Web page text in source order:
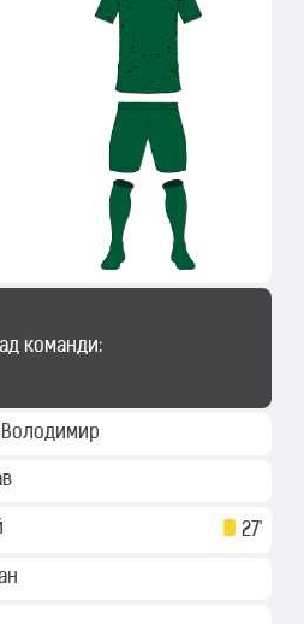
команди:
27'